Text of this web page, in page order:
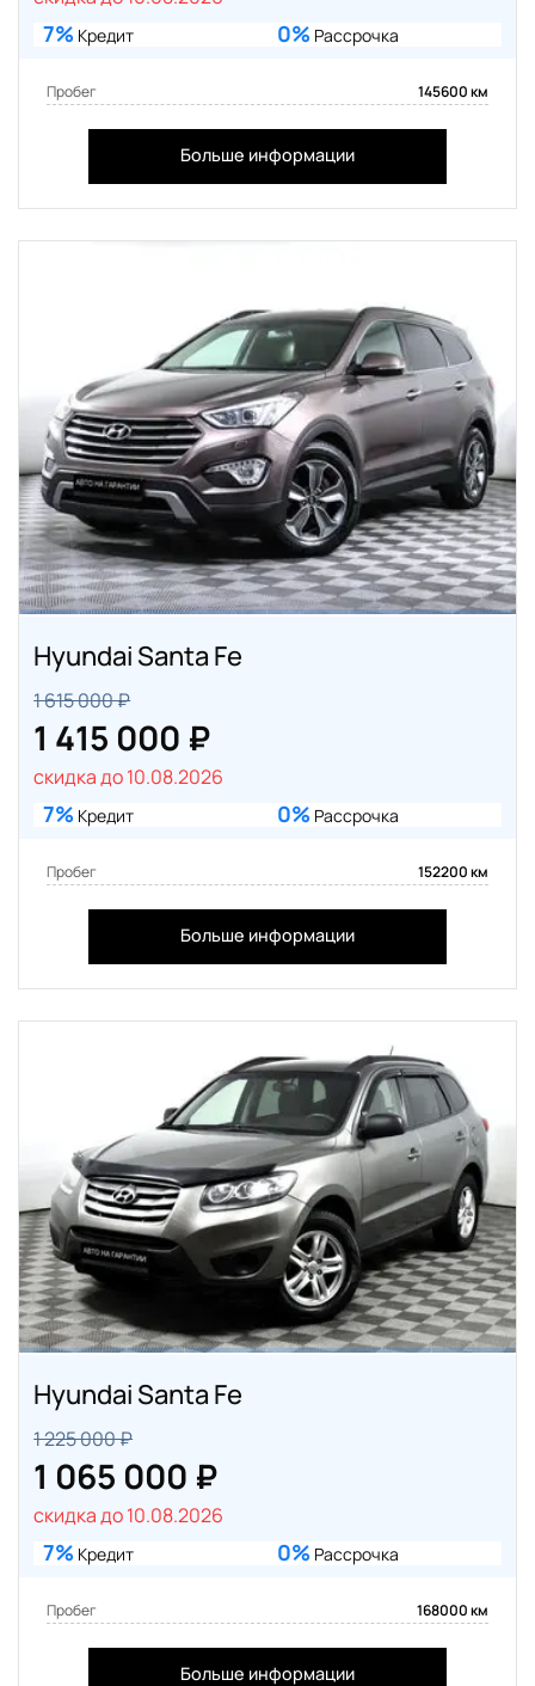
7% Кредит 0% Рассрочка
Пробег 145600 км
Больше информации
Hyundai Santa Fe
1 615 000 ₽
1 415 000 ₽
скидка до 10.08.2026
7% Кредит 0% Рассрочка
Пробег 152200 км
Больше информации
Hyundai Santa Fe
1 225 000 ₽
1 065 000 ₽
скидка до 10.08.2026
7% Кредит 0% Рассрочка
Пробег 168000 км
Больше информации